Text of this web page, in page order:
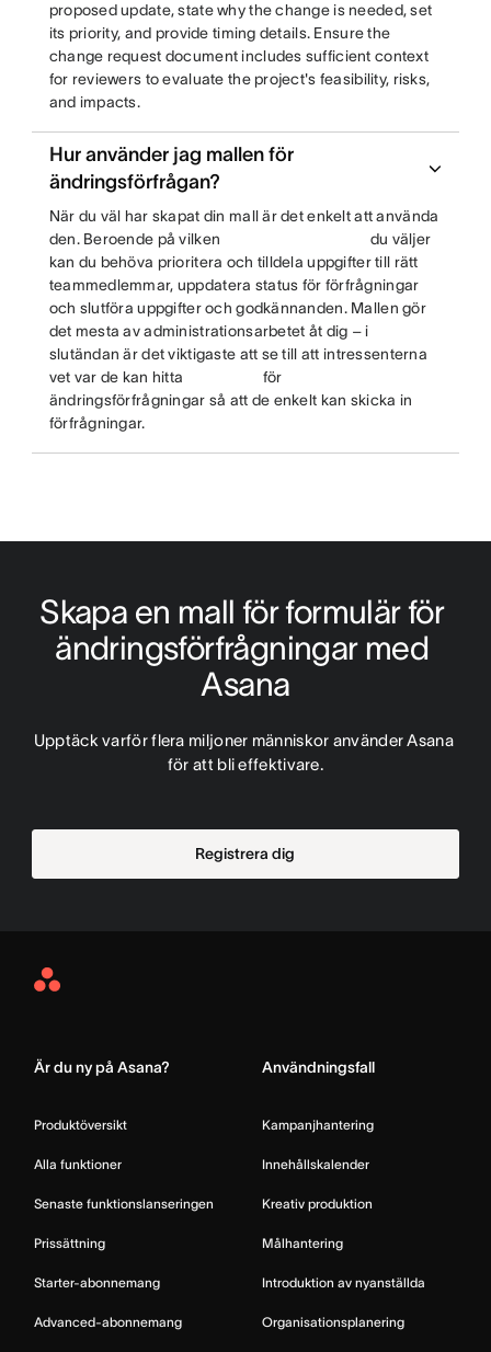
proposed update, state why the change is needed, set
its priority, and provide timing details. Ensure the
change request document includes sufficient context
for reviewers to evaluate the project's feasibility, risks,
and impacts.
Hur använder jag mallen för
ändringsförfrågan?
När du väl har skapat din mall är det enkelt att använda
den. Beroende på vilken
du väljer
kan du behöva prioritera och tilldela uppgifter till rätt
teammedlemmar, uppdatera status för förfrågningar
och slutföra uppgifter och godkännanden. Mallen gör
det mesta av administrationsarbetet åt dig – i
slutändan är det viktigaste att se till att intressenterna
vet var de kan hitta
för
ändringsförfrågningar så att de enkelt kan skicka in
förfrågningar.
Skapa en mall för formulär för
ändringsförfrågningar med
Asana
Upptäck varför flera miljoner människor använder Asana
för att bli effektivare.
Registrera dig
Asana
Är du ny på Asana?
Produktöversikt
Alla funktioner
Senaste funktionslanseringen
Prissättning
Starter-abonnemang
Advanced-abonnemang
Användningsfall
Kampanjhantering
Innehållskalender
Kreativ produktion
Målhantering
Introduktion av nyanställda
Organisationsplanering